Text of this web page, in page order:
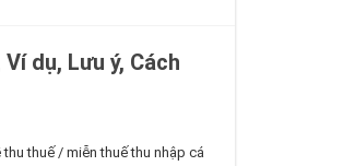
dụ, Lưu ý, Cách
thuế / miễn thuế thu nhập cá